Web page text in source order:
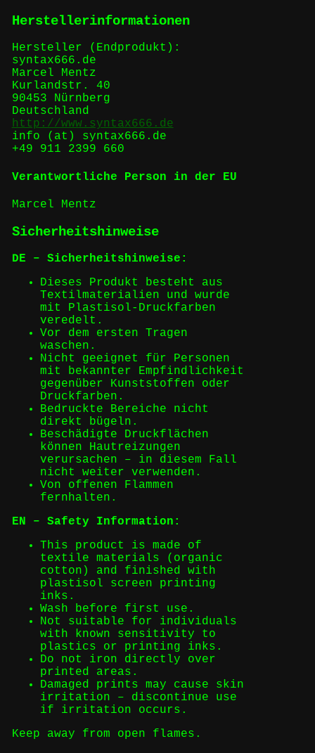
Herstellerinformationen
Hersteller (Endprodukt):
syntax666.de
Marcel Mentz
Kurlandstr. 40
90453 Nürnberg
Deutschland
http://www.syntax666.de
info (at) syntax666.de
+49 911 2399 660
Verantwortliche Person in der EU
Marcel Mentz
Sicherheitshinweise
DE – Sicherheitshinweise:
Dieses Produkt besteht aus
Textilmaterialien und wurde
mit Plastisol-Druckfarben
veredelt.
Vor dem ersten Tragen
waschen.
Nicht geeignet für Personen
mit bekannter Empfindlichkeit
gegenüber Kunststoffen oder
Druckfarben.
Bedruckte Bereiche nicht
direkt bügeln.
Beschädigte Druckflächen
können Hautreizungen
verursachen – in diesem Fall
nicht weiter verwenden.
Von offenen Flammen
fernhalten.
EN – Safety Information:
This product is made of
textile materials (organic
cotton) and finished with
plastisol screen printing
inks.
Wash before first use.
Not suitable for individuals
with known sensitivity to
plastics or printing inks.
Do not iron directly over
printed areas.
Damaged prints may cause skin
irritation – discontinue use
if irritation occurs.
Keep away from open flames.